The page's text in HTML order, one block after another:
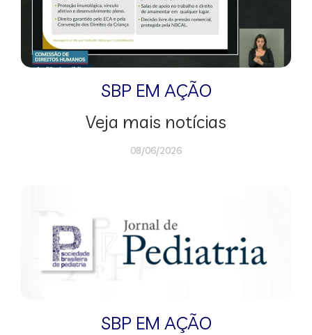
SBP EM AÇÃO
Veja mais notícias
08/06/2026
SBP EM AÇÃO